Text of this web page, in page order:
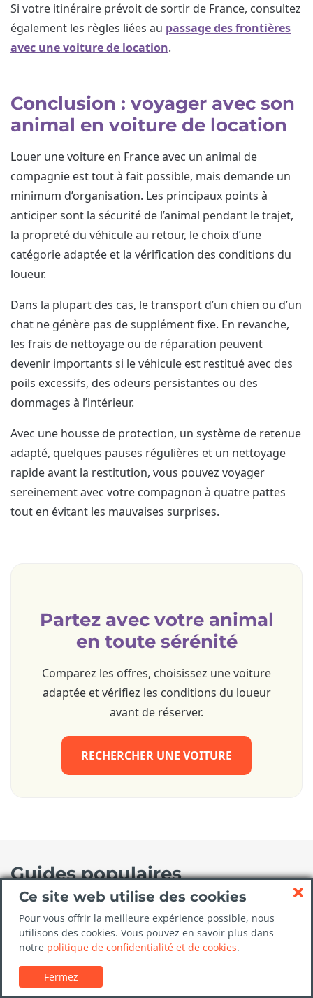
Si votre itinéraire prévoit de sortir de France, consultez
également les règles liées au passage des frontières
avec une voiture de location.
Conclusion : voyager avec son
animal en voiture de location
Louer une voiture en France avec un animal de
compagnie est tout à fait possible, mais demande un
minimum d’organisation. Les principaux points à
anticiper sont la sécurité de l’animal pendant le trajet,
la propreté du véhicule au retour, le choix d’une
catégorie adaptée et la vérification des conditions du
loueur.
Dans la plupart des cas, le transport d’un chien ou d’un
chat ne génère pas de supplément fixe. En revanche,
les frais de nettoyage ou de réparation peuvent
devenir importants si le véhicule est restitué avec des
poils excessifs, des odeurs persistantes ou des
dommages à l’intérieur.
Avec une housse de protection, un système de retenue
adapté, quelques pauses régulières et un nettoyage
rapide avant la restitution, vous pouvez voyager
sereinement avec votre compagnon à quatre pattes
tout en évitant les mauvaises surprises.
Partez avec votre animal
en toute sérénité
Comparez les offres, choisissez une voiture
adaptée et vérifiez les conditions du loueur
avant de réserver.
RECHERCHER UNE VOITURE
Guides populaires
Les 4 plus belles routes de France
Un grand week-end à Bordeaux
Road trip sur la route des châteaux de la Loire
Les belles plages de Corse
Road-trip en Méditerranée sur la côte du Languedoc
Ce site web utilise des cookies
Pour vous offrir la meilleure expérience possible, nous
utilisons des cookies. Vous pouvez en savoir plus dans
notre politique de confidentialité et de cookies.
Fermez